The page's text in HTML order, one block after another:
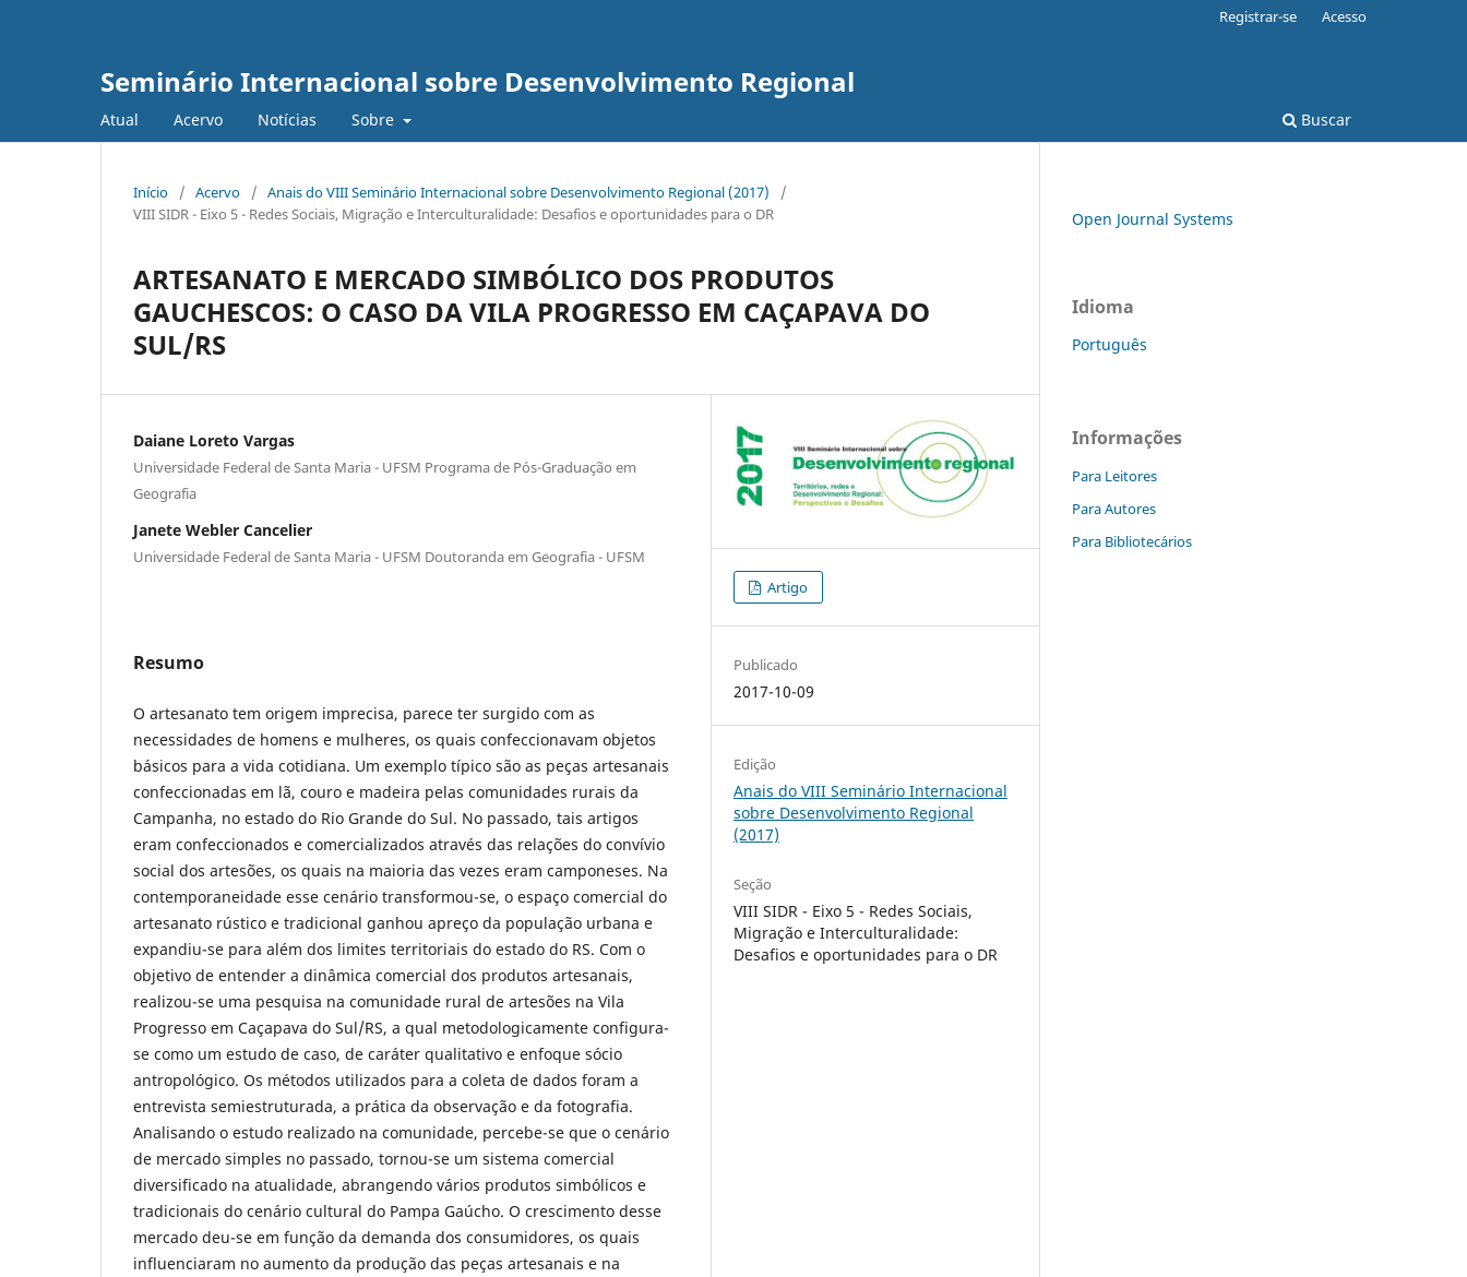
Seminário Internacional sobre Desenvolvimento Regional
Atual Acervo Notícias Sobre Buscar
Registrar-se Acesso
Início / Acervo / Anais do VIII Seminário Internacional sobre Desenvolvimento Regional (2017)
/
VIII SIDR - Eixo 5 - Redes Sociais, Migração e Interculturalidade: Desafios e oportunidades para o DR
ARTESANATO E MERCADO SIMBÓLICO DOS PRODUTOS
GAUCHESCOS: O CASO DA VILA PROGRESSO EM CAÇAPAVA DO
SUL/RS
Daiane Loreto Vargas
Universidade Federal de Santa Maria - UFSM Programa de Pós-Graduação em
Geografia
Janete Webler Cancelier
Universidade Federal de Santa Maria - UFSM Doutoranda em Geografia - UFSM
Resumo
O artesanato tem origem imprecisa, parece ter surgido com as
necessidades de homens e mulheres, os quais confeccionavam objetos
básicos para a vida cotidiana. Um exemplo típico são as peças artesanais
confeccionadas em lã, couro e madeira pelas comunidades rurais da
Campanha, no estado do Rio Grande do Sul. No passado, tais artigos
eram confeccionados e comercializados através das relações do convívio
social dos artesões, os quais na maioria das vezes eram camponeses. Na
contemporaneidade esse cenário transformou-se, o espaço comercial do
artesanato rústico e tradicional ganhou apreço da população urbana e
expandiu-se para além dos limites territoriais do estado do RS. Com o
objetivo de entender a dinâmica comercial dos produtos artesanais,
realizou-se uma pesquisa na comunidade rural de artesões na Vila
Progresso em Caçapava do Sul/RS, a qual metodologicamente configura-
se como um estudo de caso, de caráter qualitativo e enfoque sócio
antropológico. Os métodos utilizados para a coleta de dados foram a
entrevista semiestruturada, a prática da observação e da fotografia.
Analisando o estudo realizado na comunidade, percebe-se que o cenário
de mercado simples no passado, tornou-se um sistema comercial
diversificado na atualidade, abrangendo vários produtos simbólicos e
tradicionais do cenário cultural do Pampa Gaúcho. O crescimento desse
mercado deu-se em função da demanda dos consumidores, os quais
influenciaram no aumento da produção das peças artesanais e na
Artigo
Publicado
2017-10-09
Edição
Anais do VIII Seminário Internacional
sobre Desenvolvimento Regional
(2017)
Seção
VIII SIDR - Eixo 5 - Redes Sociais,
Migração e Interculturalidade:
Desafios e oportunidades para o DR
Open Journal Systems
Idioma
Português
Informações
Para Leitores
Para Autores
Para Bibliotecários